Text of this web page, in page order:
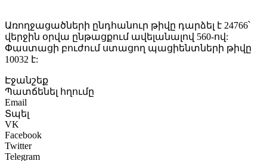
Առողջացածների ընդհանուր թիվը դարձել է 24766՝
վերջին օրվա ընթացքում ավելանալով 560-ով:
Փաստացի բուժում ստացող պացիենտների թիվը
10032 է:
Էջանշեք
Պատճենել հղումը
Email
Տպել
VK
Facebook
Twitter
Telegram